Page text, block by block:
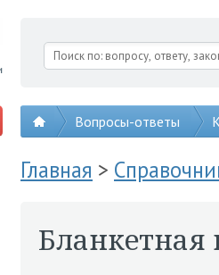
Вопросы-ответы
Главная >